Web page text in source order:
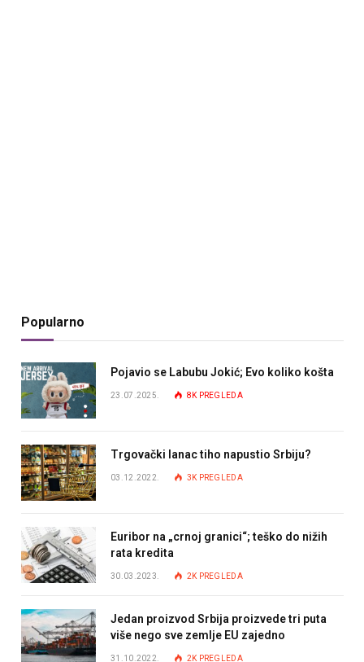
Popularno
Pojavio se Labubu Jokić; Evo koliko košta
23.07.2025. 8K PREGLEDA
Trgovački lanac tiho napustio Srbiju?
03.12.2022. 3K PREGLEDA
Euribor na „crnoj granici“; teško do nižih
rata kredita
30.03.2023. 2K PREGLEDA
Jedan proizvod Srbija proizvede tri puta
više nego sve zemlje EU zajedno
31.10.2022. 2K PREGLEDA